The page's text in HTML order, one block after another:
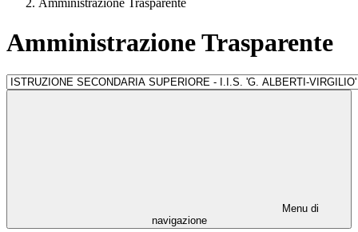
Amministrazione Trasparente
Amministrazione Trasparente
Menu di
navigazione